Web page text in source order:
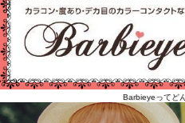
Barbieyeってど